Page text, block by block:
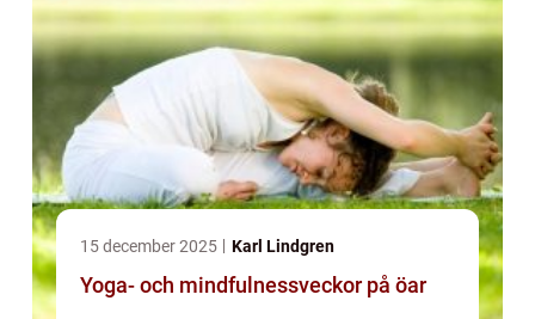
15 december 2025 Karl Lindgren
Yoga- och mindfulnessveckor på öar